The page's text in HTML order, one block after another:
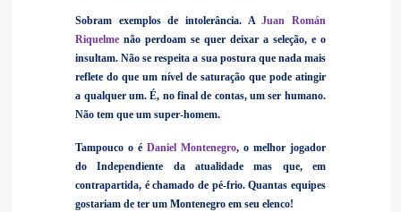
Sobram exemplos de intolerância. AJuan Román
Riquelme não perdoam se quer deixar a seleção, e o
insultam. Não se respeita a sua postura que nada mais
reflete do que um nível de saturação que pode atingir
a qualquer um. É, no final de contas, um ser humano.
Não tem que um super-homem.
Tampouco o éDaniel Montenegro, o melhor jogador
do Independiente da atualidade mas que, em
contrapartida, é chamado de pé-frio. Quantas equipes
gostariam de ter um Montenegro em seu elenco!